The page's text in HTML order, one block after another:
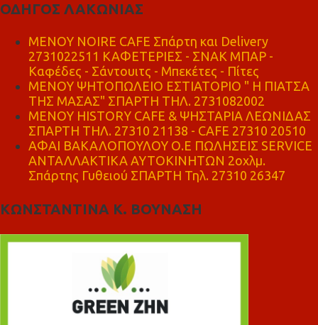
ΟΔΗΓΟΣ ΛΑΚΩΝΙΑΣ
MENOY NOIRE CAFE Σπάρτη και Delivery
2731022511 ΚΑΦΕΤΕΡΙΕΣ - ΣΝΑΚ ΜΠΑΡ -
Καφέδες - Σάντουιτς - Μπεκέτες - Πίτες
ΜΕΝΟΥ ΨΗΤΟΠΩΛΕΙΟ ΕΣΤΙΑΤΟΡΙΟ " Η ΠΙΑΤΣΑ
ΤΗΣ ΜΑΣΑΣ" ΣΠΑΡΤΗ ΤΗΛ. 2731082002
ΜΕΝΟΥ HISTORY CAFE & ΨΗΣΤΑΡΙΑ ΛΕΩΝΙΔΑΣ
ΣΠΑΡΤΗ ΤΗΛ. 27310 21138 - CAFE 27310 20510
ΑΦΑΙ ΒΑΚΑΛΟΠΟΥΛΟΥ Ο.Ε ΠΩΛΗΣΕΙΣ SERVICE
ΑΝΤΑΛΛΑΚΤΙΚΑ ΑΥΤΟΚΙΝΗΤΩΝ 2οχλμ.
Σπάρτης Γυθειού ΣΠΑΡΤΗ Τηλ. 27310 26347
ΚΩΝΣΤΑΝΤΙΝΑ Κ. ΒΟΥΝΑΣΗ